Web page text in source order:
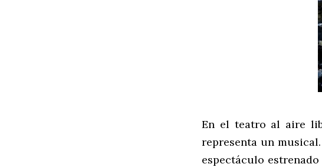
En el teatro al aire
representa un
espectáculo estrenado